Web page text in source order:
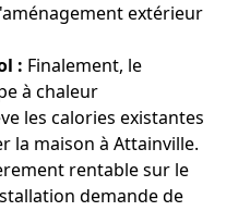
extérieur
: Finalement, le
à chaleur
les calories existantes
la maison à Attainville.
rentable sur le
demande de